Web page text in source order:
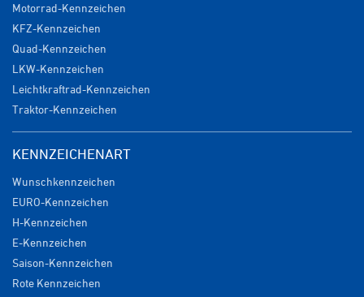
Motorrad-Kennzeichen
KFZ-Kennzeichen
Quad-Kennzeichen
LKW-Kennzeichen
Leichtkraftrad-Kennzeichen
Traktor-Kennzeichen
KENNZEICHENART
Wunschkennzeichen
EURO-Kennzeichen
H-Kennzeichen
E-Kennzeichen
Saison-Kennzeichen
Rote Kennzeichen